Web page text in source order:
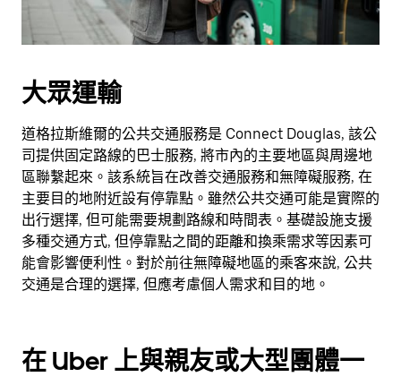
大眾運輸
道格拉斯維爾的公共交通服務是 Connect Douglas, 該公
司提供固定路線的巴士服務, 將市內的主要地區與周邊地
區聯繫起來。該系統旨在改善交通服務和無障礙服務, 在
主要目的地附近設有停靠點。雖然公共交通可能是實際的
出行選擇, 但可能需要規劃路線和時間表。基礎設施支援
多種交通方式, 但停靠點之間的距離和換乘需求等因素可
能會影響便利性。對於前往無障礙地區的乘客來說, 公共
交通是合理的選擇, 但應考慮個人需求和目的地。
在 Uber 上與親友或大型團體一